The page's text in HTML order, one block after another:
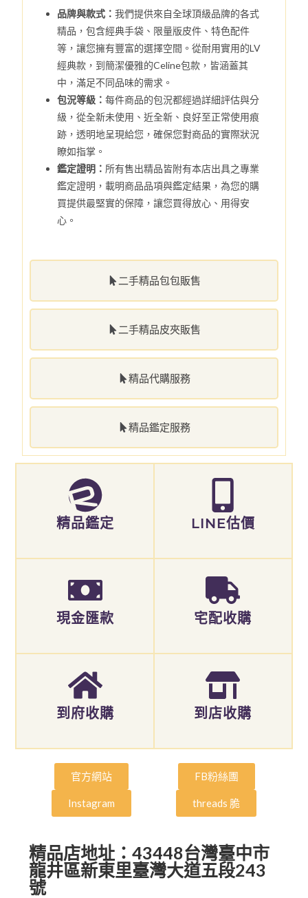
二手精品包包販售
二手精品皮夾販售
精品代購服務
精品鑑定服務
品牌與款式：我們提供來自全球頂級品牌的各式
精品，包含經典手袋、限量版皮件、特色配件
等，讓您擁有豐富的選擇空間。從耐用實用的LV
經典款，到簡潔優雅的Celine包款，皆涵蓋其
中，滿足不同品味的需求。
包況等級：每件商品的包況都經過詳細評估與分
級，從全新未使用、近全新、良好至正常使用痕
跡，透明地呈現給您，確保您對商品的實際狀況
瞭如指掌。
鑑定證明： 所有售出精品皆附有本店出具之專業
鑑定證明，載明商品品項與鑑定結果，為您的購
買提供最堅實的保障，讓您買得放心、用得安
心。
精品鑑定 LINE估價
現金匯款 宅配收購
到府收購 到店收購
官方網站 FB粉絲團
Instagram threads 脆
精品店地址：43448台灣臺中市
龍井區新東里臺灣大道五段243
號